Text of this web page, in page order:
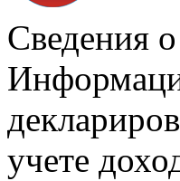
Сведения
учете